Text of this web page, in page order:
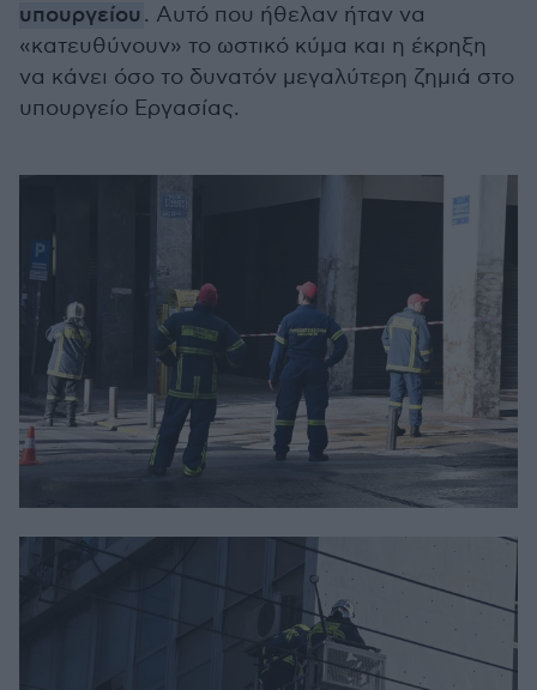
υπουργείου . Αυτό που ήθελαν ήταν να
«κατευθύνουν» το ωστικό κύμα και η έκρηξη
να κάνει όσο το δυνατόν μεγαλύτερη ζημιά στο
υπουργείο Εργασίας.